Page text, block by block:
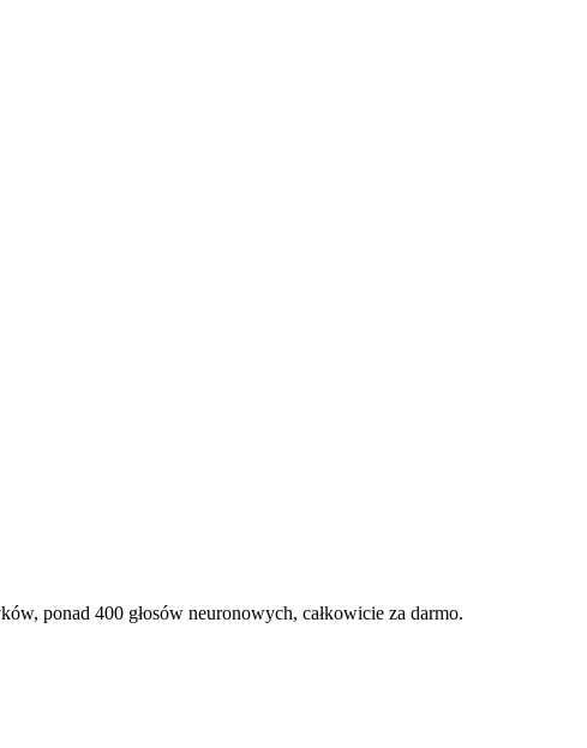
ponad 400 głosów neuronowych, całkowicie za darmo.